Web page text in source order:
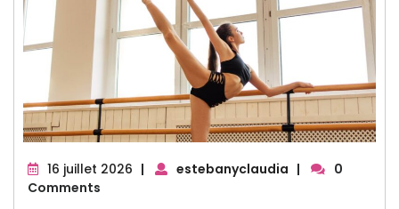
16 juillet 2026 16| estebanyclaudia |
0
Comments